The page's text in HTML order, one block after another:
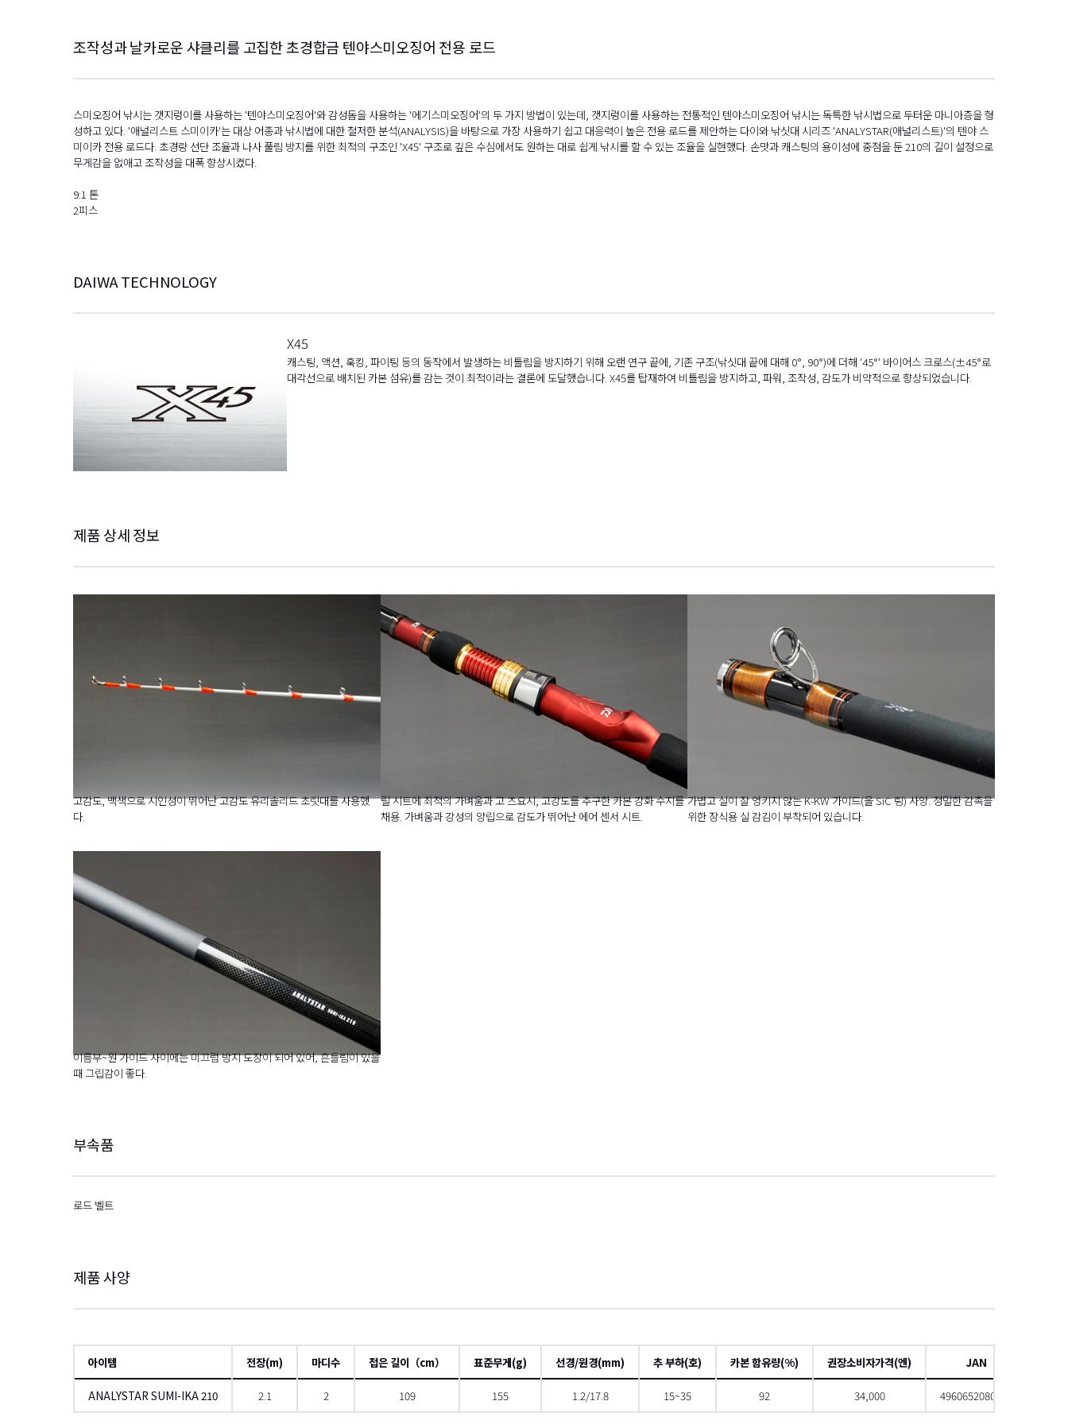
조작성과 날카로운 샤클리를 고집한 초경합금 텐야스미오징어 전용 로드
스미오징어 낚시는 갯지렁이를 사용하는 '텐야스미오징어'와 감성돔을 사용하는 '에기스미오징어'의 두 가지 방법이 있는데, 갯지렁이를 사용하는 전통적인 텐야스미오징어 낚시는 독특한 낚시법으로 두터운 마니아층을 형
성하고 있다. '애널리스트 스미이카'는 대상 어종과 낚시법에 대한 철저한 분석(ANALYSIS)을 바탕으로 가장 사용하기 쉽고 대응력이 높은 전용 로드를 제안하는 다이와 낚싯대 시리즈 'ANALYSTAR(애널리스트)'의 텐야 스
미이카 전용 로드다. 초경량 선단 조율과 나사 풀림 방지를 위한 최적의 구조인 'X45' 구조로 깊은 수심에서도 원하는 대로 쉽게 낚시를 할 수 있는 조율을 실현했다. 손맛과 캐스팅의 용이성에 중점을 둔 210의 길이 설정으로
무게감을 없애고 조작성을 대폭 향상시켰다.
9:1 톤
2피스
DAIWA TECHNOLOGY
X45
캐스팅, 액션, 훅킹, 파이팅 등의 동작에서 발생하는 비틀림을 방지하기 위해 오랜 연구 끝에, 기존 구조(낚싯대 끝에 대해 0°, 90°)에 더해 '45°' 바이어스 크로스(±45°로
대각선으로 배치된 카본 섬유)를 감는 것이 최적이라는 결론에 도달했습니다. X45를 탑재하여 비틀림을 방지하고, 파워, 조작성, 감도가 비약적으로 향상되었습니다.
제품 상세 정보
고감도, 백색으로 시인성이 뛰어난 고감도 유리솔리드 초릿대를 사용했
다.
릴 시트에 최적의 가벼움과 고 츠요시, 고강도를 추구한 카본 강화 수지를
채용. 가벼움과 강성의 양립으로 감도가 뛰어난 에어 센서 시트.
가볍고 실이 잘 엉키지 않는 K-KW 가이드(올 SiC 링) 사양. 정밀한 감촉을
위한 장식용 실 감김이 부착되어 있습니다.
이름부~원 가이드 사이에는 미끄럼 방지 도장이 되어 있어, 흔들림이 있을
때 그립감이 좋다.
부속품
로드 벨트
제품 사양
아이템 전장(m) 마디수 접은 길이（cm） 표준무게(g) 선경/원경(mm) 추 부하(호) 카본 함유량(%) 권장소비자가격(엔) JAN
ANALYSTAR SUMI-IKA 210 2.1 2 109 155 1.2/17.8 15~35 92 34,000
4960652080866